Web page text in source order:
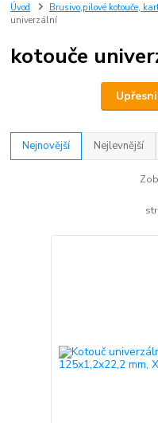
Úvod Brusivo,pilové kotouče,
univerzální
kotouče
Nejnovější Nejlevnější